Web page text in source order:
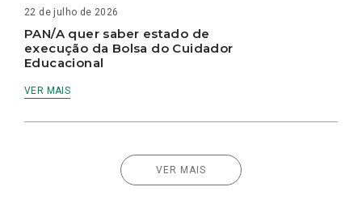
22 de julho de 2026
PAN/A quer saber estado de
execução da Bolsa do Cuidador
Educacional
VER MAIS
VER MAIS